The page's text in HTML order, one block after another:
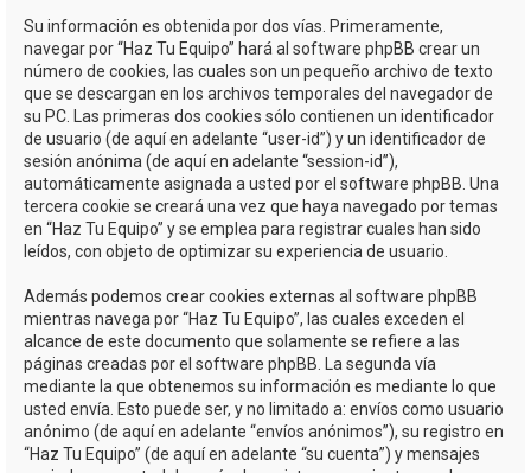
Su información es obtenida por dos vías. Primeramente,
navegar por “Haz Tu Equipo” hará al software phpBB crear un
número de cookies, las cuales son un pequeño archivo de texto
que se descargan en los archivos temporales del navegador de
su PC. Las primeras dos cookies sólo contienen un identificador
de usuario (de aquí en adelante “user-id”) y un identificador de
sesión anónima (de aquí en adelante “session-id”),
automáticamente asignada a usted por el software phpBB. Una
tercera cookie se creará una vez que haya navegado por temas
en “Haz Tu Equipo” y se emplea para registrar cuales han sido
leídos, con objeto de optimizar su experiencia de usuario.
Además podemos crear cookies externas al software phpBB
mientras navega por “Haz Tu Equipo”, las cuales exceden el
alcance de este documento que solamente se refiere a las
páginas creadas por el software phpBB. La segunda vía
mediante la que obtenemos su información es mediante lo que
usted envía. Esto puede ser, y no limitado a: envíos como usuario
anónimo (de aquí en adelante “envíos anónimos”), su registro en
“Haz Tu Equipo” (de aquí en adelante “su cuenta”) y mensajes